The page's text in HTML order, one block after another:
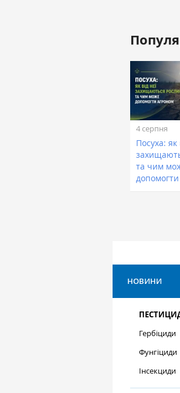
4 серпня
Посуха: як
та чим
НОВИНИ
Гербіциди
Фунгіциди
Інсекциди